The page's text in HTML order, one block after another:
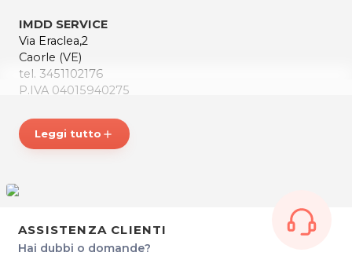
IMDD SERVICE
Via Eraclea,2
Caorle (VE)
tel. 3451102176
P.IVA 04015940275
Per ulteriori informazioni sull'offerta o sulle modalit‡ di
acquisto scrivi aposta@espevia.it
Leggi tutto add
ASSISTENZA CLIENTI
Hai dubbi o domande?